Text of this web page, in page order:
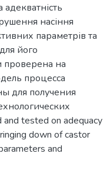
насіння
параметрів та
його
проверена на
процесса
для получения
tested on adequacy
down of castor
and